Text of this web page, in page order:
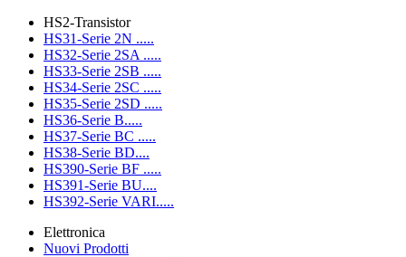
HS2-Transistor
HS31-Serie 2N .....
HS32-Serie 2SA .....
HS33-Serie 2SB .....
HS34-Serie 2SC .....
HS35-Serie 2SD .....
HS36-Serie B.....
HS37-Serie BC .....
HS38-Serie BD....
HS390-Serie BF .....
HS391-Serie BU....
HS392-Serie VARI.....
Elettronica
Nuovi Prodotti